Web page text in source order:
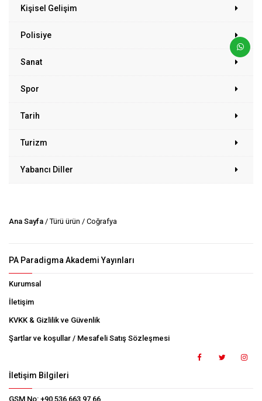
Kişisel Gelişim
Polisiye
Sanat
Spor
Tarih
Turizm
Yabancı Diller
Ana Sayfa / Türü ürün / Coğrafya
PA Paradigma Akademi Yayınları
Kurumsal
İletişim
KVKK & Gizlilik ve Güvenlik
Şartlar ve koşullar / Mesafeli Satış Sözleşmesi
İletişim Bilgileri
GSM No: +90 536 663 97 66